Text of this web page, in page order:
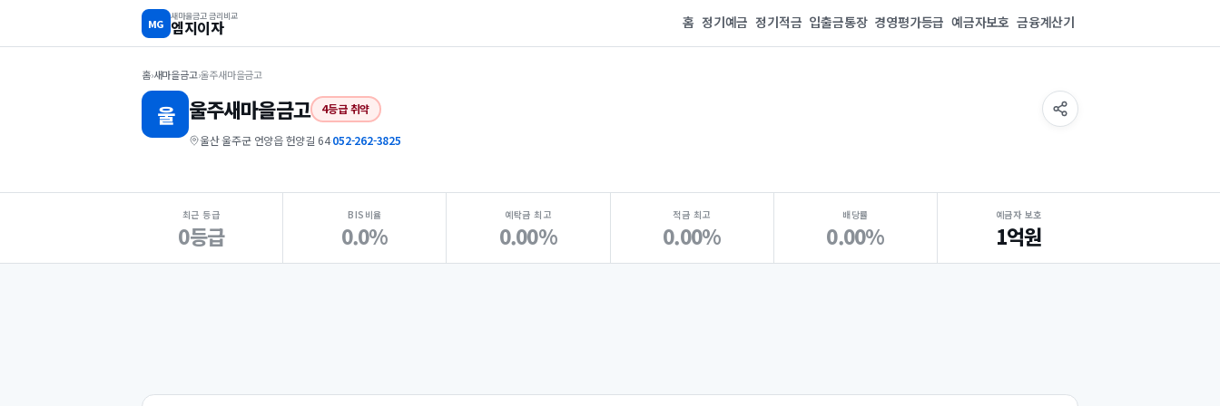
MG
새마을금고 금리비교
엠지이자 홈 정기예금 정기적금 입출금통장 경영평가등급 예금자보호 금융계산기
홈›새마을금고›울주새마을금고
울 울주새마을금고 4등급 취약
울산 울주군 언양읍 헌양길 64·052-262-3825
최근 등급
0등급
BIS비율
0.0%
예탁금 최고
0.00%
적금 최고
0.00%
배당률
0.00%
예금자 보호
1억원